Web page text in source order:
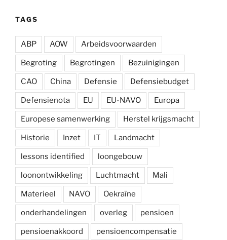
TAGS
ABP AOW Arbeidsvoorwaarden
Begroting Begrotingen Bezuinigingen
CAO China Defensie Defensiebudget
Defensienota EU EU-NAVO Europa
Europese samenwerking Herstel krijgsmacht
Historie Inzet IT Landmacht
lessons identified loongebouw
loonontwikkeling Luchtmacht Mali
Materieel NAVO Oekraïne
onderhandelingen overleg pensioen
pensioenakkoord pensioencompensatie